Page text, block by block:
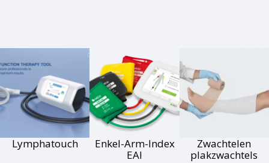
Lymphatouch
Enkel-Arm-Index
EAI
Zwachtelen
plakzwachtels